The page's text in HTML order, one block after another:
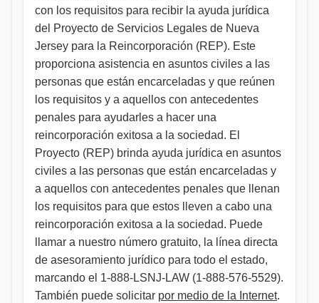
con los requisitos para recibir la ayuda jurídica
del Proyecto de Servicios Legales de Nueva
Jersey para la Reincorporación (REP). Este
proporciona asistencia en asuntos civiles a las
personas que están encarceladas y que reúnen
los requisitos y a aquellos con antecedentes
penales para ayudarles a hacer una
reincorporación exitosa a la sociedad. El
Proyecto (REP) brinda ayuda jurídica en asuntos
civiles a las personas que están encarceladas y
a aquellos con antecedentes penales que llenan
los requisitos para que estos lleven a cabo una
reincorporación exitosa a la sociedad. Puede
llamar a nuestro número gratuito, la línea directa
de asesoramiento jurídico para todo el estado,
marcando el 1-888-LSNJ-LAW (1-888-576-5529).
También puede solicitar por medio de la Internet.